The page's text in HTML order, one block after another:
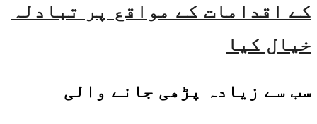
کے اقدامات کے مواقع پر تبادلہ
خیال کیا
سب سے زیادہ پڑھی جانے والی